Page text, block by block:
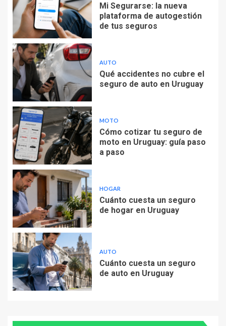
Mi Segurarse: la nueva
plataforma de autogestión
de tus seguros
AUTO
Qué accidentes no cubre el
seguro de auto en Uruguay
MOTO
Cómo cotizar tu seguro de
moto en Uruguay: guía paso
a paso
HOGAR
Cuánto cuesta un seguro
de hogar en Uruguay
AUTO
Cuánto cuesta un seguro
de auto en Uruguay